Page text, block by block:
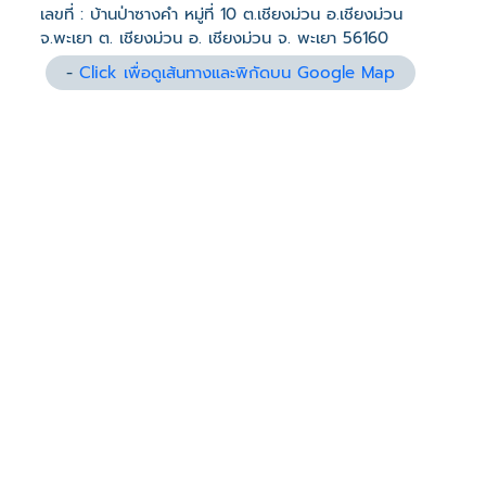
เลขที่ : บ้านป่าซางคำ หมู่ที่ 10 ต.เชียงม่วน อ.เชียงม่วน
จ.พะเยา ต. เชียงม่วน อ. เชียงม่วน จ. พะเยา 56160
-Click เพื่อดูเส้นทางและพิกัดบน Google Map